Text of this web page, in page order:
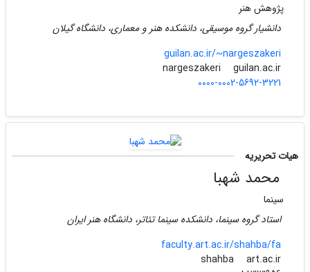
پژوهش هنر
دانشیار گروه موسیقی، دانشکده هنر و معماری، دانشگاه گیلان
guilan.ac.ir/~nargeszakeri
nargeszakeri
guilan.ac.ir
0000-0002-5692-3221
هیات تحریریه
محمد شهبا
سینما
استاد گروه سینما، دانشکده سینما تئاتر، دانشگاه هنر ایران
faculty.art.ac.ir/shahba/fa
shahba
art.ac.ir